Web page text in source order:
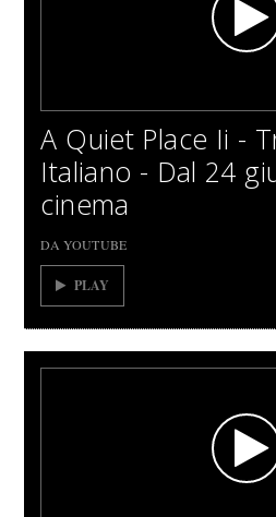
A Quiet Place Ii -
Italiano - Dal 24
cinema
DA YOUTUBE
PLAY